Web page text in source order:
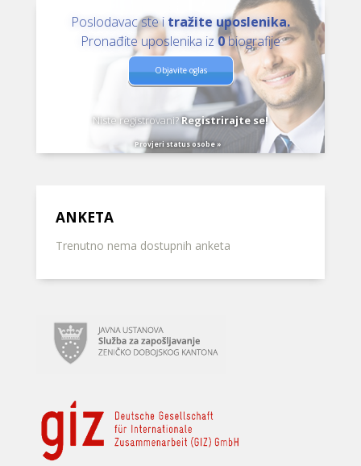
Poslodavac ste i tražite uposlenika.
Pronađite uposlenika iz 0biografije
Objavite oglas
Niste registrovani?Registrirajte se!
Provjeri status osobe »
ANKETA
Trenutno nema dostupnih anketa